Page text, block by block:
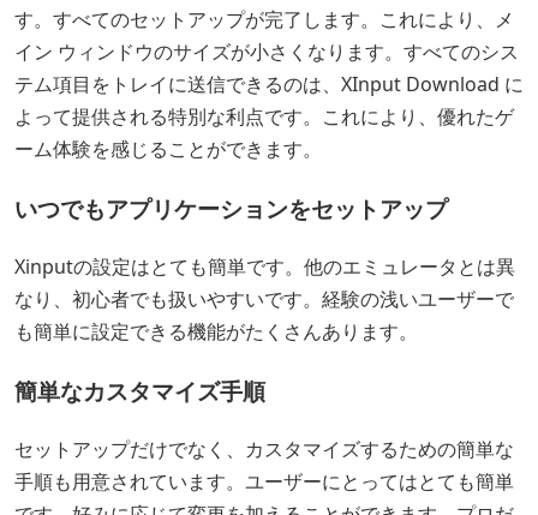
す。すべてのセットアップが完了します。これにより、メ
イン ウィンドウのサイズが小さくなります。すべてのシス
テム項目をトレイに送信できるのは、XInput Download に
よって提供される特別な利点です。これにより、優れたゲ
ーム体験を感じることができます。
いつでもアプリケーションをセットアップ
Xinputの設定はとても簡単です。他のエミュレータとは異
なり、初心者でも扱いやすいです。経験の浅いユーザーで
も簡単に設定できる機能がたくさんあります。
簡単なカスタマイズ手順
セットアップだけでなく、カスタマイズするための簡単な
手順も用意されています。ユーザーにとってはとても簡単